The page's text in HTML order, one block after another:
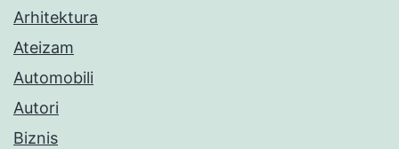
Arhitektura
Ateizam
Automobili
Autori
Biznis